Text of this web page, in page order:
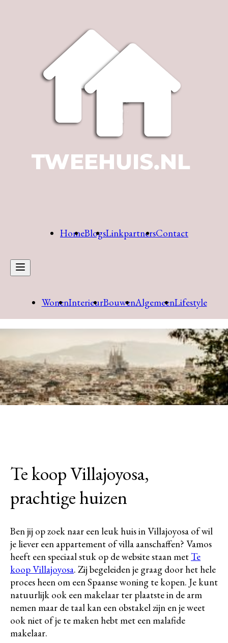
HomeBlogsLinkpartnersContact
WonenInterieurBouwenAlgemeenLifestyle
Te koop Villajoyosa,
prachtige huizen
Ben jij op zoek naar een leuk huis in Villajoyosa of wil
je liever een appartement of villa aanschaffen? Vamos
heeft een speciaal stuk op de website staan met Te
koop Villajoyosa. Zij begeleiden je graag door het hele
proces heen om een Spaanse woning te kopen. Je kunt
natuurlijk ook een makelaar ter plaatste in de arm
nemen maar de taal kan een obstakel zijn en je weet
ook niet of je te maken hebt met een malafide
makelaar.